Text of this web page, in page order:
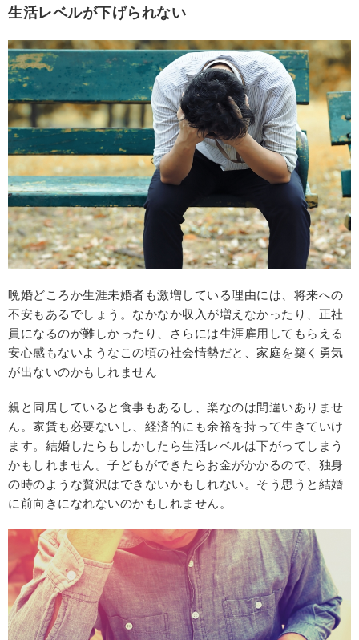
生活レベルが下げられない
晩婚どころか生涯未婚者も激増している理由には、将来への
不安もあるでしょう。なかなか収入が増えなかったり、正社
員になるのが難しかったり、さらには生涯雇用してもらえる
安心感もないようなこの頃の社会情勢だと、家庭を築く勇気
が出ないのかもしれません
親と同居していると食事もあるし、楽なのは間違いありませ
ん。家賃も必要ないし、経済的にも余裕を持って生きていけ
ます。結婚したらもしかしたら生活レベルは下がってしまう
かもしれません。子どもができたらお金がかかるので、独身
の時のような贅沢はできないかもしれない。そう思うと結婚
に前向きになれないのかもしれません。